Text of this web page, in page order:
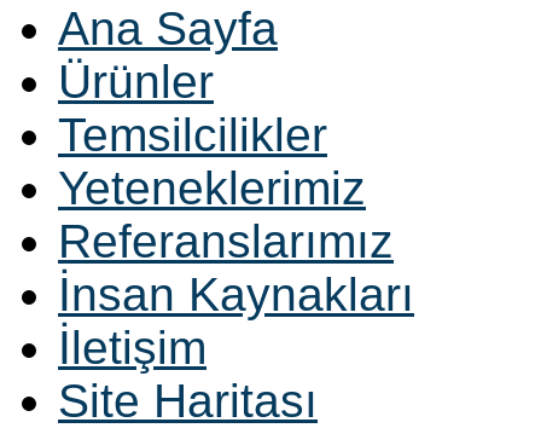
Ana Sayfa
Ürünler
Temsilcilikler
Yeteneklerimiz
Referanslarımız
İnsan Kaynakları
İletişim
Site Haritası